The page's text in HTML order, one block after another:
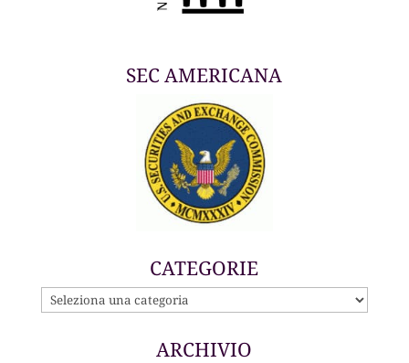
SEC AMERICANA
CATEGORIE
CATEGORIE
ARCHIVIO